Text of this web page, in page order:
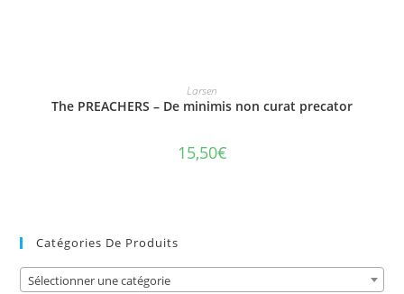
AJOUTER AU PANIER
Larsen
The PREACHERS – De minimis non curat precator
15,50€
Catégories De Produits
Sélectionner une catégorie